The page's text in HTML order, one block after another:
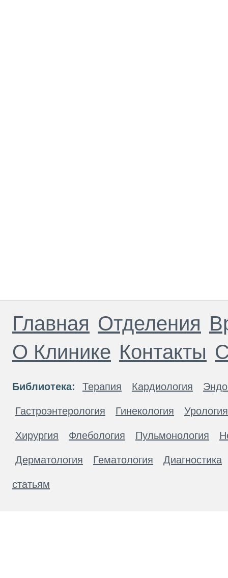
Главная Отделения
О Клинике Контакты
Библиотека: Терапия Кардиология
Гастроэнтерология Гинекология Урология
Хирургия Флебология Пульмонология
Дерматология Гематология Диагностика
статьям